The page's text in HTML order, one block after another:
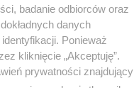
badanie odbiorców oraz
danych
Ponieważ
kliknięcie „Akceptuję”.
prywatności znajdujący